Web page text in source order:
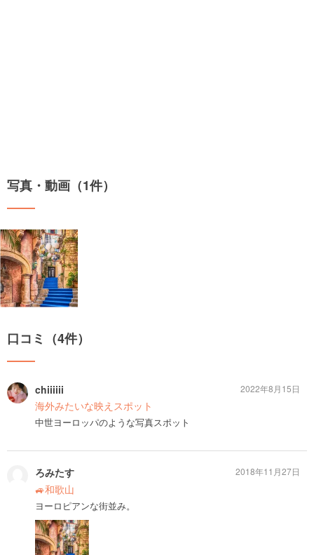
写真・動画（1件）
口コミ（4件）
chiiiiii
海外みたいな映えスポット
中世ヨーロッパのような写真スポット
2022年8月15日
ろみたす
🚙和歌山
ヨーロピアンな街並み。
2018年11月27日